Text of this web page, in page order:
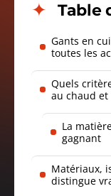
Table
Gants en
toutes les
Quels
au chaud et
La
gagnant
Matériaux,
distingue